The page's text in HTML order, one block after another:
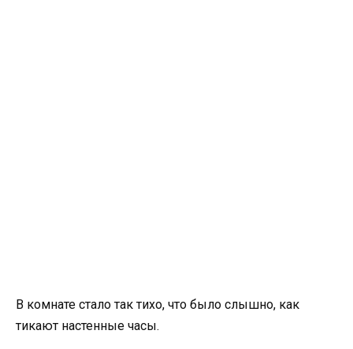
В комнате стало так тихо, что было слышно, как
тикают настенные часы.